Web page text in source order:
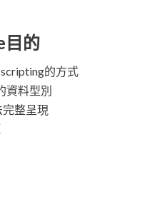
目的
的方式
資料型別
整呈現